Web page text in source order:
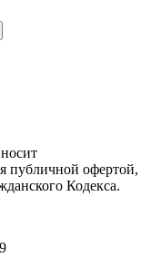
публичной офертой,
Кодекса.